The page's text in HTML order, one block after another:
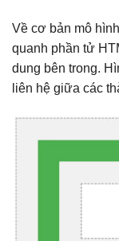
Về cơ bản mô
quanh phần tử
dung bên trong.
liên hệ giữa các